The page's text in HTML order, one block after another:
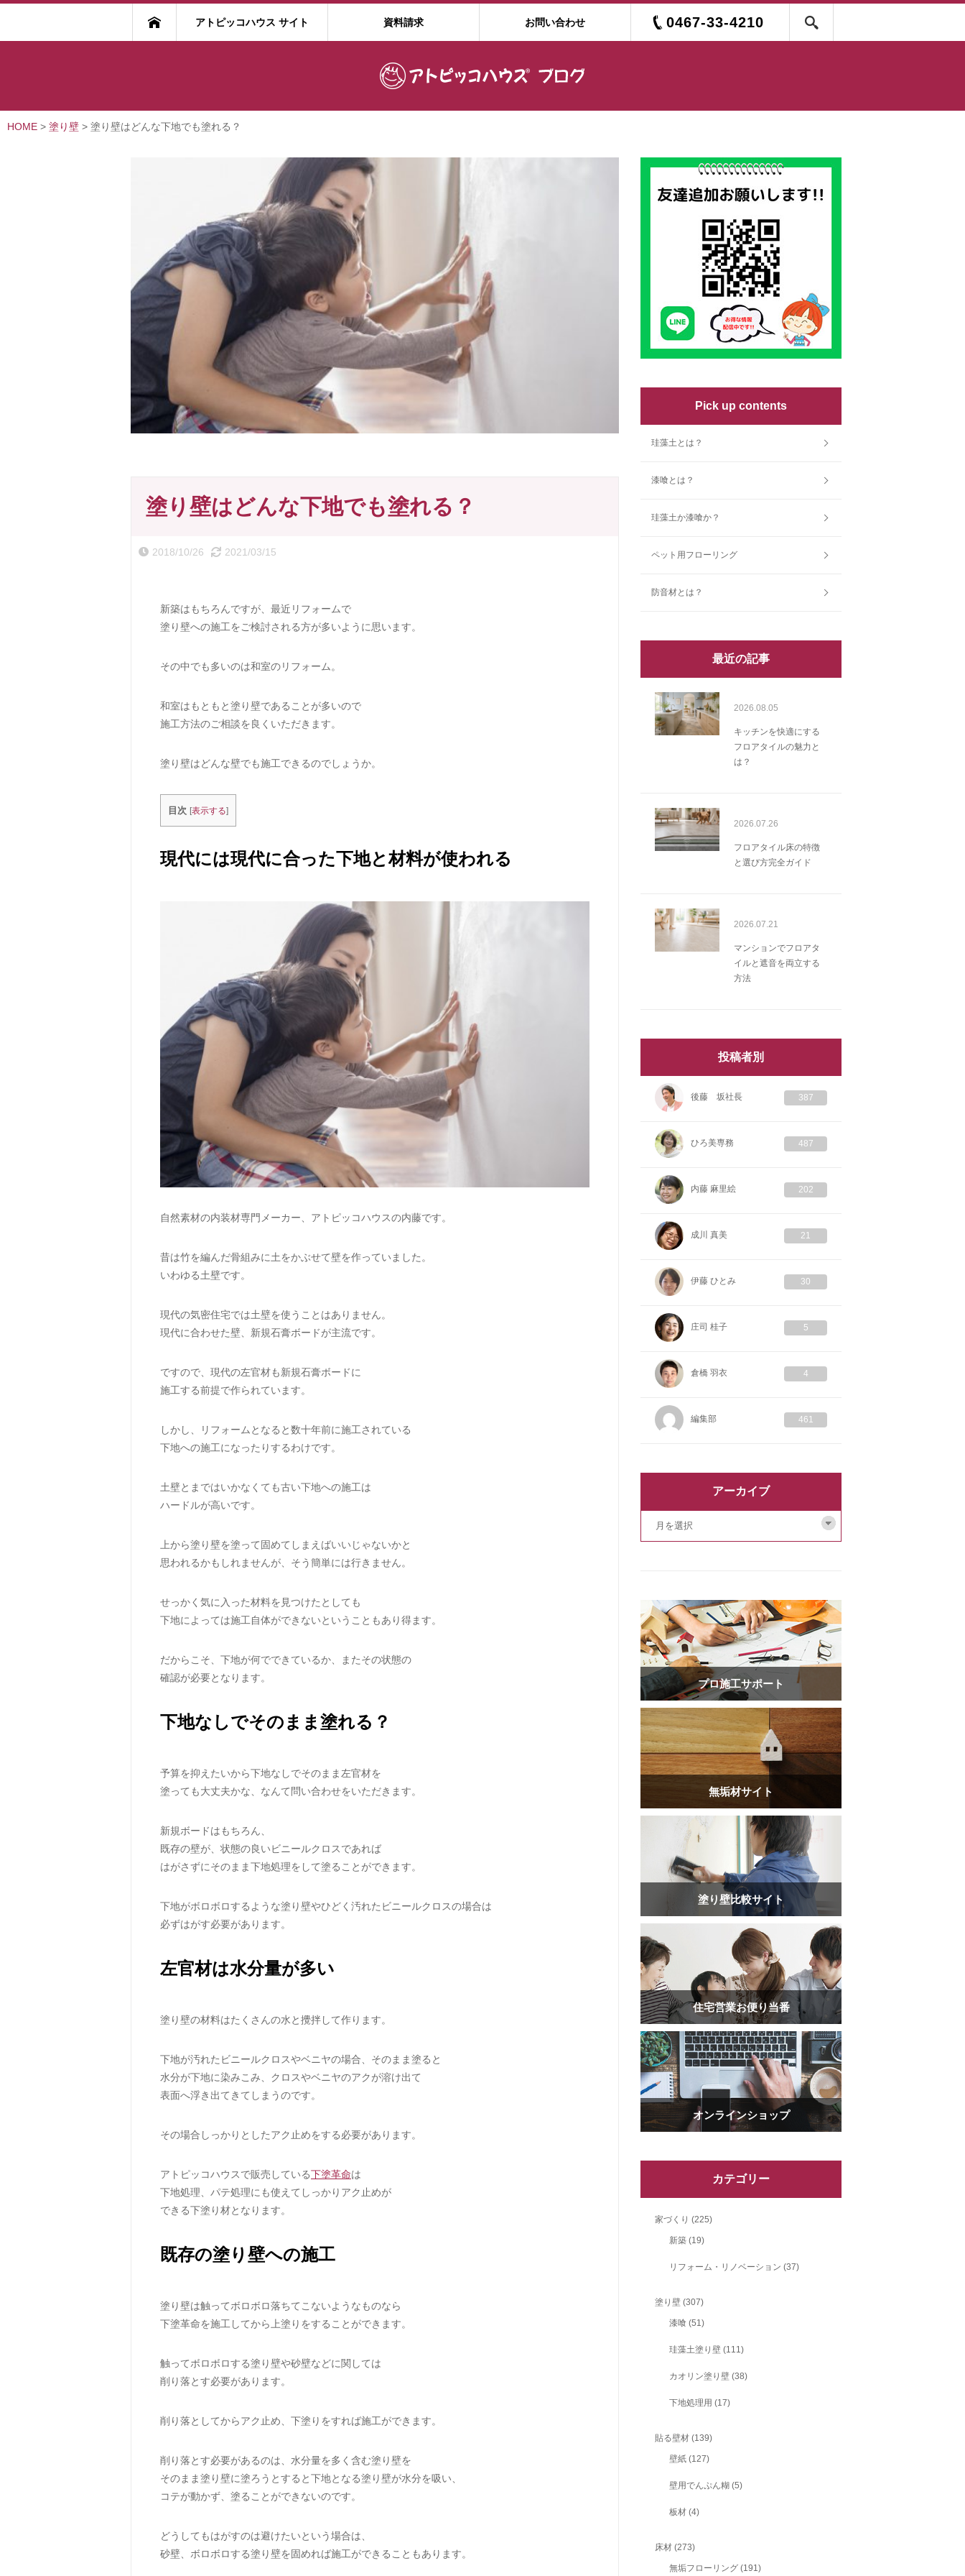
アトピッコハウス サイト 資料請求 お問い合わせ 0467-33-4210
HOME > 塗り壁 > 塗り壁はどんな下地でも塗れる？
塗り壁はどんな下地でも塗れる？
2018/10/26 2021/03/15
新築はもちろんですが、最近リフォームで
塗り壁への施工をご検討される方が多いように思います。
その中でも多いのは和室のリフォーム。
和室はもともと塗り壁であることが多いので
施工方法のご相談を良くいただきます。
塗り壁はどんな壁でも施工できるのでしょうか。
目次 [表示する]
現代には現代に合った下地と材料が使われる
自然素材の内装材専門メーカー、アトピッコハウスの内藤です。
昔は竹を編んだ骨組みに土をかぶせて壁を作っていました。
いわゆる土壁です。
現代の気密住宅では土壁を使うことはありません。
現代に合わせた壁、新規石膏ボードが主流です。
ですので、現代の左官材も新規石膏ボードに
施工する前提で作られています。
しかし、リフォームとなると数十年前に施工されている
下地への施工になったりするわけです。
土壁とまではいかなくても古い下地への施工は
ハードルが高いです。
上から塗り壁を塗って固めてしまえばいいじゃないかと
思われるかもしれませんが、そう簡単には行きません。
せっかく気に入った材料を見つけたとしても
下地によっては施工自体ができないということもあり得ます。
だからこそ、下地が何でできているか、またその状態の
確認が必要となります。
下地なしでそのまま塗れる？
予算を抑えたいから下地なしでそのまま左官材を
塗っても大丈夫かな、なんて問い合わせをいただきます。
新規ボードはもちろん、
既存の壁が、状態の良いビニールクロスであれば
はがさずにそのまま下地処理をして塗ることができます。
下地がボロボロするような塗り壁やひどく汚れたビニールクロスの場合は
必ずはがす必要があります。
左官材は水分量が多い
塗り壁の材料はたくさんの水と攪拌して作ります。
下地が汚れたビニールクロスやベニヤの場合、そのまま塗ると
水分が下地に染みこみ、クロスやベニヤのアクが溶け出て
表面へ浮き出てきてしまうのです。
その場合しっかりとしたアク止めをする必要があります。
アトピッコハウスで販売している下塗革命は
下地処理、パテ処理にも使えてしっかりアク止めが
できる下塗り材となります。
既存の塗り壁への施工
塗り壁は触ってボロボロ落ちてこないようなものなら
下塗革命を施工してから上塗りをすることができます。
触ってボロボロする塗り壁や砂壁などに関しては
削り落とす必要があります。
削り落としてからアク止め、下塗りをすれば施工ができます。
削り落とす必要があるのは、水分量を多く含む塗り壁を
そのまま塗り壁に塗ろうとすると下地となる塗り壁が水分を吸い、
コテが動かず、塗ることができないのです。
どうしてもはがすのは避けたいという場合は、
砂壁、ボロボロする塗り壁を固めれば施工ができることもあります。
Pick up contents
珪藻土とは？
漆喰とは？
珪藻土か漆喰か？
ペット用フローリング
防音材とは？
最近の記事
2026.08.05
キッチンを快適にする
フロアタイルの魅力と
は？
2026.07.26
フロアタイル床の特徴
と選び方完全ガイド
2026.07.21
マンションでフロアタ
イルと遮音を両立する
方法
投稿者別
後藤 坂社長 387
ひろ美専務 487
内藤 麻里絵 202
成川 真美 21
伊藤 ひとみ 30
庄司 桂子 5
倉橋 羽衣 4
編集部 461
アーカイブ
プロ施工サポート
無垢材サイト
塗り壁比較サイト
住宅営業お便り当番
オンラインショップ
カテゴリー
家づくり (225)
新築 (19)
リフォーム・リノベーション (37)
塗り壁 (307)
漆喰 (51)
珪藻土塗り壁 (111)
カオリン塗り壁 (38)
下地処理用 (17)
貼る壁材 (139)
壁紙 (127)
壁用でんぷん糊 (5)
板材 (4)
床材 (273)
無垢フローリング (191)